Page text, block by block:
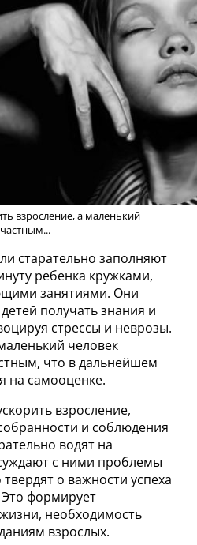
взросление, а маленький
старательно заполняют
ребенка кружками,
занятиями. Они
получать знания и
стрессы и неврозы.
человек
что в дальнейшем
на самооценке.
взросление,
и соблюдения
водят на
с ними проблемы
о важности успеха
формирует
необходимость
взрослых.